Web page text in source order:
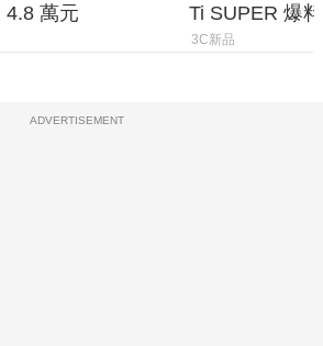
4.8 萬元
Ti SUPER 爆
上市時間
3C新品
ADVERTISEMENT